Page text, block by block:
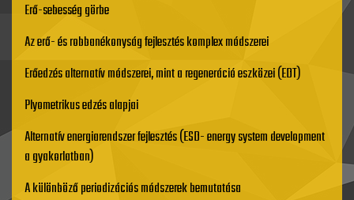
Erő-sebesség görbe
Az erő- és robbanékonyság fejlesztés komplex módszerei
Erőedzés alternatív módszerei, mint a regeneráció eszközei (EDT)
Plyometrikus edzés alapjai
Alternatív energiarendszer fejlesztés (ESD- energy system development
a gyakorlatban)
A különböző periodizációs módszerek bemutatása